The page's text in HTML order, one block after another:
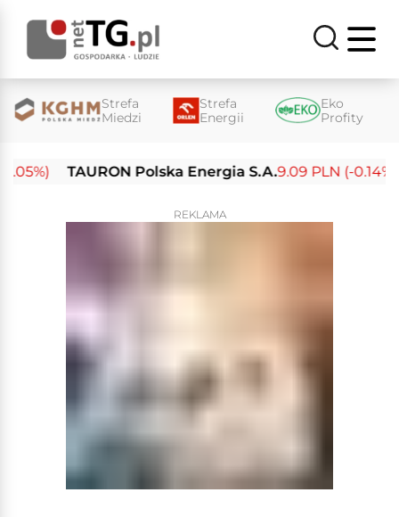
Strefa
Miedzi
Strefa
Energii
Eko
Profity
TAURON Polska Energia S.A.9.09 PLN (-0.14%)
REKLAMA